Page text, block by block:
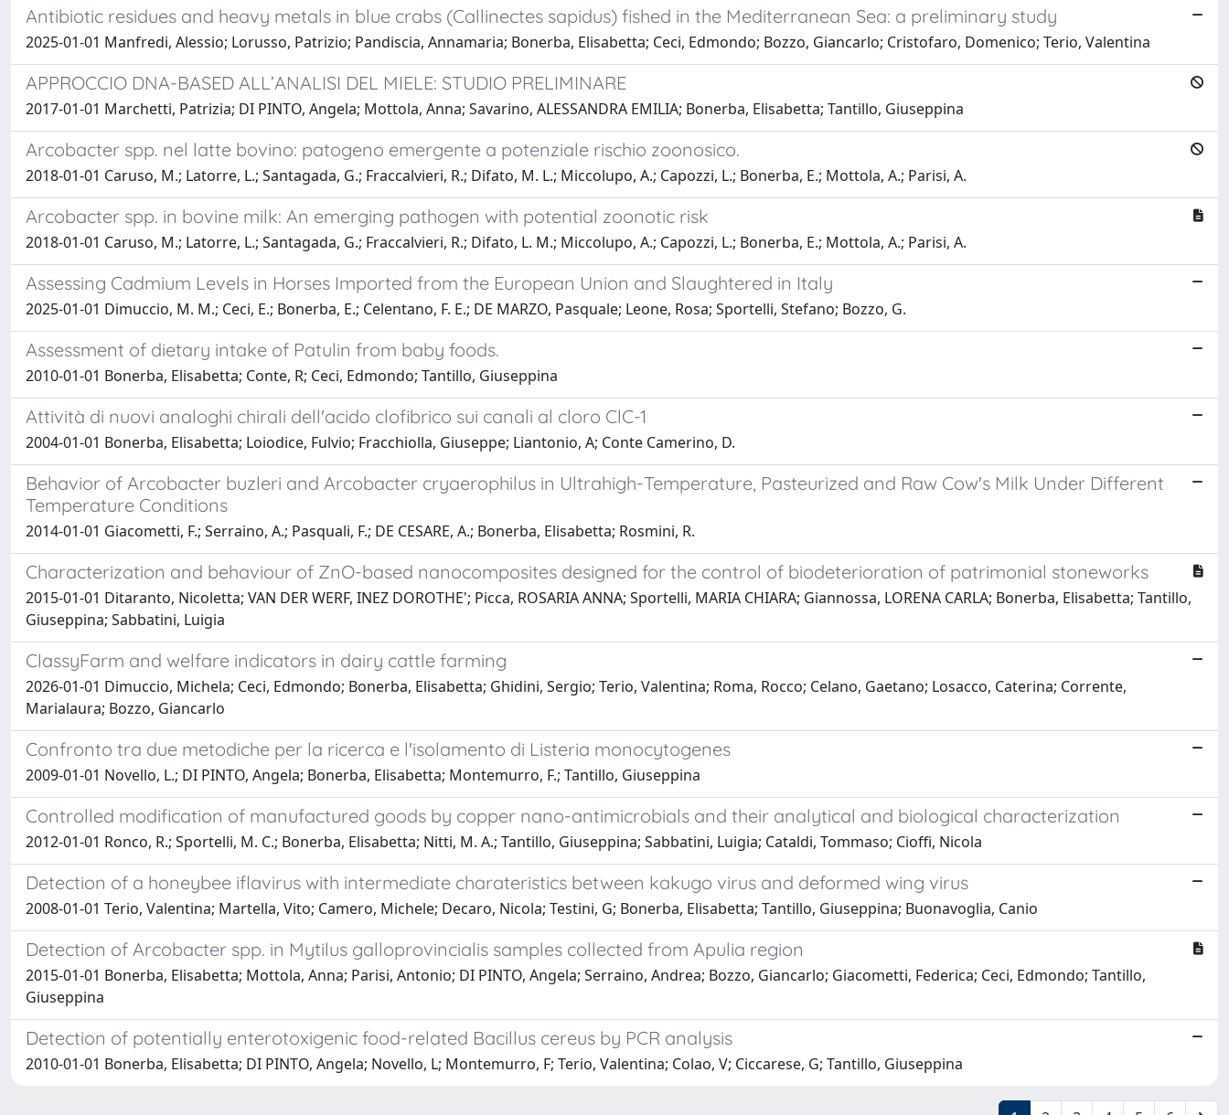
Antibiotic residues and heavy metals in blue crabs (Callinectes sapidus) fished in the Mediterranean Sea: a preliminary study
2025-01-01 Manfredi, Alessio; Lorusso, Patrizio; Pandiscia, Annamaria; Bonerba, Elisabetta; Ceci, Edmondo; Bozzo, Giancarlo; Cristofaro, Domenico; Terio, Valentina
APPROCCIO DNA-BASED ALL’ANALISI DEL MIELE: STUDIO PRELIMINARE
2017-01-01 Marchetti, Patrizia; DI PINTO, Angela; Mottola, Anna; Savarino, ALESSANDRA EMILIA; Bonerba, Elisabetta; Tantillo, Giuseppina
Arcobacter spp. nel latte bovino: patogeno emergente a potenziale rischio zoonosico.
2018-01-01 Caruso, M.; Latorre, L.; Santagada, G.; Fraccalvieri, R.; Difato, M. L.; Miccolupo, A.; Capozzi, L.; Bonerba, E.; Mottola, A.; Parisi, A.
Arcobacter spp. in bovine milk: An emerging pathogen with potential zoonotic risk
2018-01-01 Caruso, M.; Latorre, L.; Santagada, G.; Fraccalvieri, R.; Difato, L. M.; Miccolupo, A.; Capozzi, L.; Bonerba, E.; Mottola, A.; Parisi, A.
Assessing Cadmium Levels in Horses Imported from the European Union and Slaughtered in Italy
2025-01-01 Dimuccio, M. M.; Ceci, E.; Bonerba, E.; Celentano, F. E.; DE MARZO, Pasquale; Leone, Rosa; Sportelli, Stefano; Bozzo, G.
Assessment of dietary intake of Patulin from baby foods.
2010-01-01 Bonerba, Elisabetta; Conte, R; Ceci, Edmondo; Tantillo, Giuseppina
Attività di nuovi analoghi chirali dell'acido clofibrico sui canali al cloro ClC-1
2004-01-01 Bonerba, Elisabetta; Loiodice, Fulvio; Fracchiolla, Giuseppe; Liantonio, A; Conte Camerino, D.
Behavior of Arcobacter buzleri and Arcobacter cryaerophilus in Ultrahigh-Temperature, Pasteurized and Raw Cow's Milk Under Different
Temperature Conditions
2014-01-01 Giacometti, F.; Serraino, A.; Pasquali, F.; DE CESARE, A.; Bonerba, Elisabetta; Rosmini, R.
Characterization and behaviour of ZnO-based nanocomposites designed for the control of biodeterioration of patrimonial stoneworks
2015-01-01 Ditaranto, Nicoletta; VAN DER WERF, INEZ DOROTHE'; Picca, ROSARIA ANNA; Sportelli, MARIA CHIARA; Giannossa, LORENA CARLA; Bonerba, Elisabetta; Tantillo,
Giuseppina; Sabbatini, Luigia
ClassyFarm and welfare indicators in dairy cattle farming
2026-01-01 Dimuccio, Michela; Ceci, Edmondo; Bonerba, Elisabetta; Ghidini, Sergio; Terio, Valentina; Roma, Rocco; Celano, Gaetano; Losacco, Caterina; Corrente,
Marialaura; Bozzo, Giancarlo
Confronto tra due metodiche per la ricerca e l'isolamento di Listeria monocytogenes
2009-01-01 Novello, L.; DI PINTO, Angela; Bonerba, Elisabetta; Montemurro, F.; Tantillo, Giuseppina
Controlled modification of manufactured goods by copper nano-antimicrobials and their analytical and biological characterization
2012-01-01 Ronco, R.; Sportelli, M. C.; Bonerba, Elisabetta; Nitti, M. A.; Tantillo, Giuseppina; Sabbatini, Luigia; Cataldi, Tommaso; Cioffi, Nicola
Detection of a honeybee iflavirus with intermediate charateristics between kakugo virus and deformed wing virus
2008-01-01 Terio, Valentina; Martella, Vito; Camero, Michele; Decaro, Nicola; Testini, G; Bonerba, Elisabetta; Tantillo, Giuseppina; Buonavoglia, Canio
Detection of Arcobacter spp. in Mytilus galloprovincialis samples collected from Apulia region
2015-01-01 Bonerba, Elisabetta; Mottola, Anna; Parisi, Antonio; DI PINTO, Angela; Serraino, Andrea; Bozzo, Giancarlo; Giacometti, Federica; Ceci, Edmondo; Tantillo,
Giuseppina
Detection of potentially enterotoxigenic food-related Bacillus cereus by PCR analysis
2010-01-01 Bonerba, Elisabetta; DI PINTO, Angela; Novello, L; Montemurro, F; Terio, Valentina; Colao, V; Ciccarese, G; Tantillo, Giuseppina